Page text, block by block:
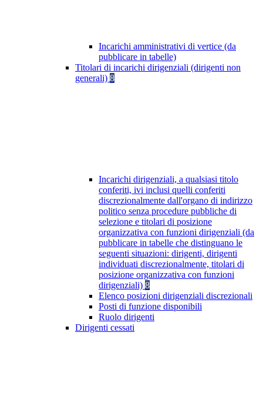
Incarichi amministrativi di vertice (da
pubblicare in tabelle)
Titolari di incarichi dirigenziali (dirigenti non
generali) 8
Incarichi dirigenziali, a qualsiasi titolo
conferiti, ivi inclusi quelli conferiti
discrezionalmente dall'organo di indirizzo
politico senza procedure pubbliche di
selezione e titolari di posizione
organizzativa con funzioni dirigenziali (da
pubblicare in tabelle che distinguano le
seguenti situazioni: dirigenti, dirigenti
individuati discrezionalmente, titolari di
posizione organizzativa con funzioni
dirigenziali) 8
Elenco posizioni dirigenziali discrezionali
Posti di funzione disponibili
Ruolo dirigenti
Dirigenti cessati